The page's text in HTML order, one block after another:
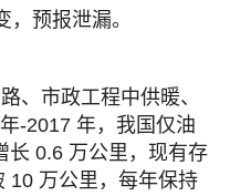
，预报泄漏。
、市政工程中供暖、
-2017 年，我国仅油
长 0.6 万公里，现有存
10 万公里，每年保持